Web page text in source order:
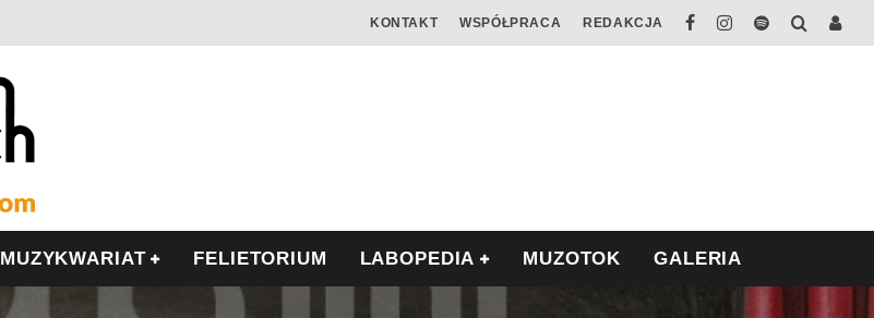
KONTAKT WSPÓŁPRACA REDAKCJA
MUZYKWARIAT FELIETORIUM LABOPEDIA MUZOTOK GALERIA